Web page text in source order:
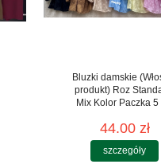
Bluzki damskie
produkt) Roz
Mix Kolor Paczka 5
44.00 zł
szczegóły